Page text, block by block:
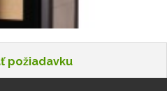
požiadavku